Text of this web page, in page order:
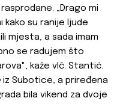
„Drago mi
kako su ranije ljude
mjesta, a sada imam
se radujem što
kaže vlč. Stantić.
iz Subotice, a priređena
bila vikend za dvoje